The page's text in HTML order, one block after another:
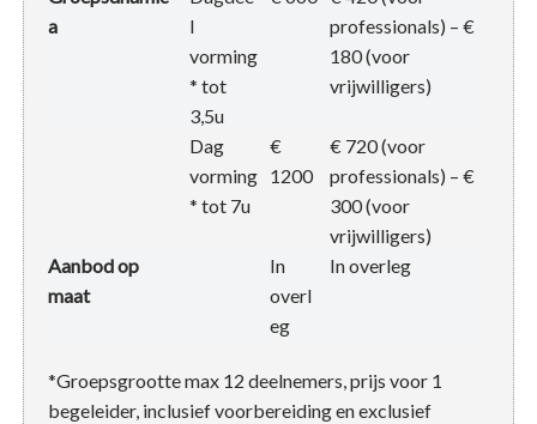
a
l
vorming
* tot
3,5u
professionals) – €
180 (voor
vrijwilligers)
Dag
vorming
* tot 7u
€
1200
€ 720 (voor
professionals) – €
300 (voor
vrijwilligers)
Aanbod op
maat
In
overl
eg
In overleg
*Groepsgrootte max 12 deelnemers, prijs voor 1
begeleider, inclusief voorbereiding en exclusief